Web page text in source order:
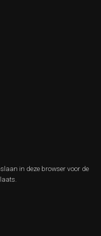
in deze browser voor de